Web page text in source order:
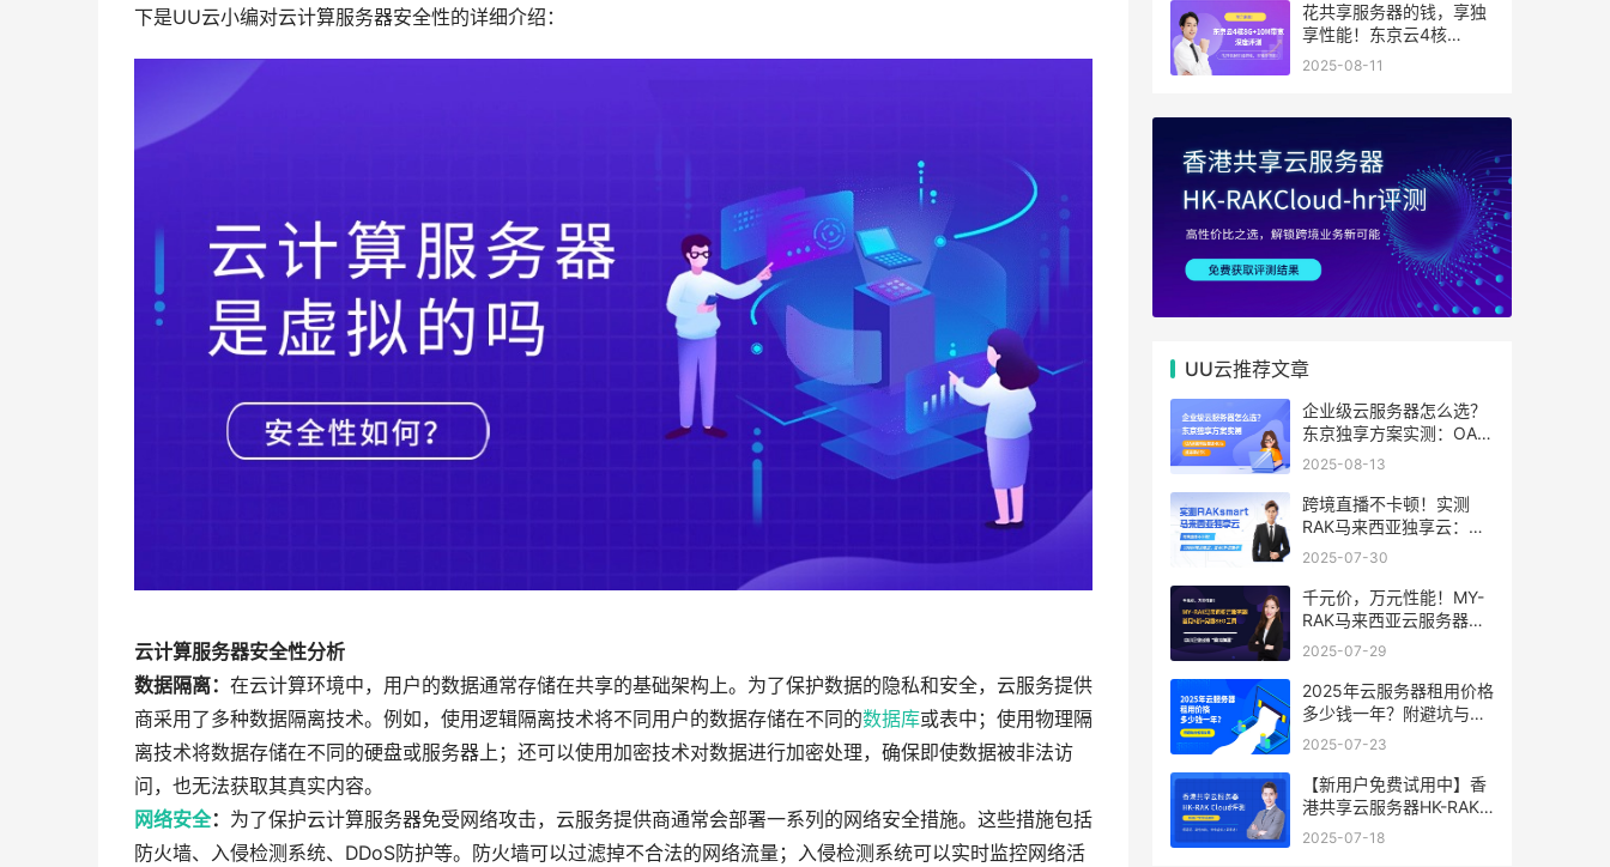
下是UU云小编对云计算服务器安全性的详细介绍：
云计算服务器安全性分析
数据隔离： 在云计算环境中，用户的数据通常存储在共享的基础架构上。为了保护数据的隐私和安全，云服务提供
商采用了多种数据隔离技术。例如，使用逻辑隔离技术将不同用户的数据存储在不同的数据库或表中；使用物理隔
离技术将数据存储在不同的硬盘或服务器上；还可以使用加密技术对数据进行加密处理，确保即使数据被非法访
问，也无法获取其真实内容。
网络安全： 为了保护云计算服务器免受网络攻击，云服务提供商通常会部署一系列的网络安全措施。这些措施包括
防火墙、入侵检测系统、DDoS防护等。防火墙可以过滤掉不合法的网络流量；入侵检测系统可以实时监控网络活
花共享服务器的钱，享独
享性能！东京云4核
8G+10M带宽降价来袭
2025-08-11
UU云推荐文章
企业级云服务器怎么选？
东京独享方案实测：OA系
统响应提速40%，成本降
2025-08-13
跨境直播不卡顿！实测
RAK马来西亚独享云：
1080P推流稳定，首月6
2025-07-30
千元价，万元性能！MY-
RAK马来西亚云服务器：
首月5折+免费SEO工具，
2025-07-29
2025年云服务器租用价格
多少钱一年？附避坑与省
钱攻略
2025-07-23
【新用户免费试用中】香
港共享云服务器HK-RAK
Cloud评测：低延迟、高
2025-07-18